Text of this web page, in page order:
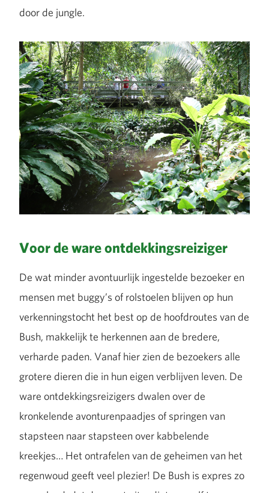
door de jungle.
Voor de ware ontdekkingsreiziger
De wat minder avontuurlijk ingestelde bezoeker en
mensen met buggy’s of rolstoelen blijven op hun
verkenningstocht het best op de hoofdroutes van de
Bush, makkelijk te herkennen aan de bredere,
verharde paden. Vanaf hier zien de bezoekers alle
grotere dieren die in hun eigen verblijven leven. De
ware ontdekkingsreizigers dwalen over de
kronkelende avonturenpaadjes of springen van
stapsteen naar stapsteen over kabbelende
kreekjes… Het ontrafelen van de geheimen van het
regenwoud geeft veel plezier! De Bush is expres zo